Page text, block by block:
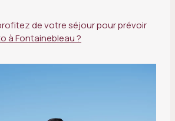
de votre séjour pour prévoir
à Fontainebleau ?